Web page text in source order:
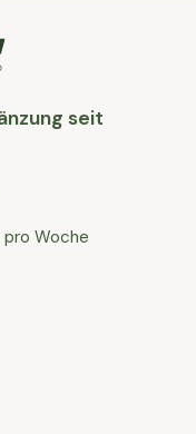
seit
pro Woche